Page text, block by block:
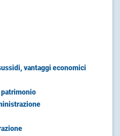
vantaggi economici